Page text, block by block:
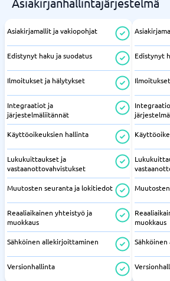
Asiakirjamallit ja vakiopohjat
Edistynyt haku ja suodatus
Ilmoitukset ja hälytykset
Integraatiot ja
järjestelmäliitännät
Käyttöoikeuksien hallinta
Lukukuittaukset ja
vastaanottovahvistukset
Muutosten seuranta ja lokitiedot
Reaaliaikainen yhteistyö ja
muokkaus
Sähköinen allekirjoittaminen
Versionhallinta
Edistynyt
muokkaus